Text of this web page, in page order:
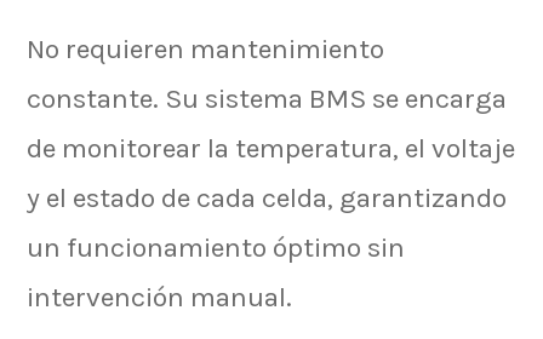
No requieren mantenimiento
constante. Su sistema BMS se encarga
de monitorear la temperatura, el voltaje
y el estado de cada celda, garantizando
un funcionamiento óptimo sin
intervención manual.